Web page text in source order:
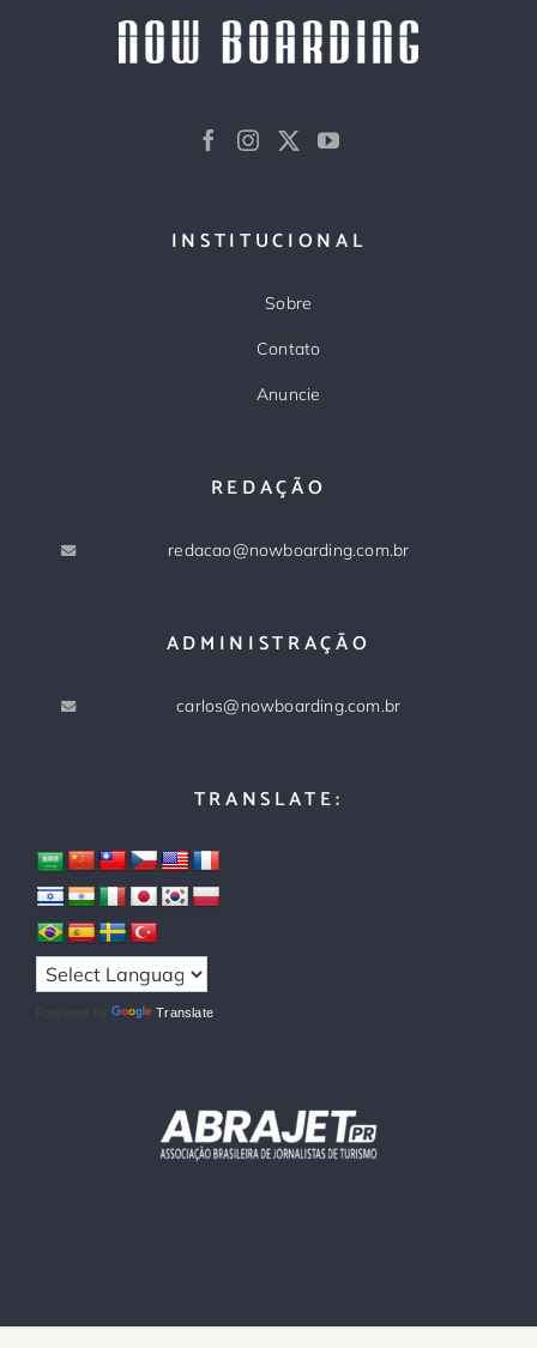
INSTITUCIONAL
Sobre
Contato
Anuncie
REDAÇÃO
redacao@nowboarding.com.br
ADMINISTRAÇÃO
carlos@nowboarding.com.br
TRANSLATE:
Powered by Translate